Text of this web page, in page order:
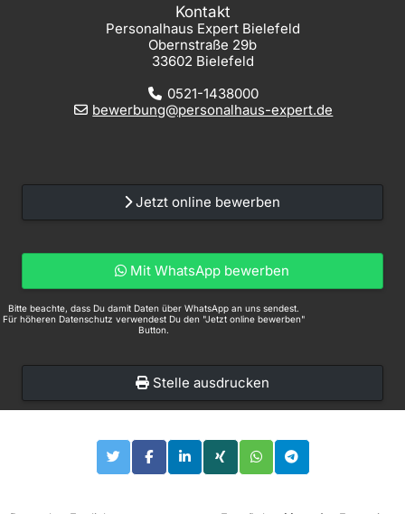
Kontakt
Personalhaus Expert Bielefeld
Obernstraße 29b
33602 Bielefeld
0521-1438000
bewerbung@personalhaus-expert.de
Jetzt online bewerben
Mit WhatsApp bewerben
Bitte beachte, dass Du damit Daten über WhatsApp an uns sendest.
Für höheren Datenschutz verwendest Du den "Jetzt online bewerben"
Button.
Stelle ausdrucken